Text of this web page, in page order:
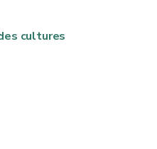
cultures